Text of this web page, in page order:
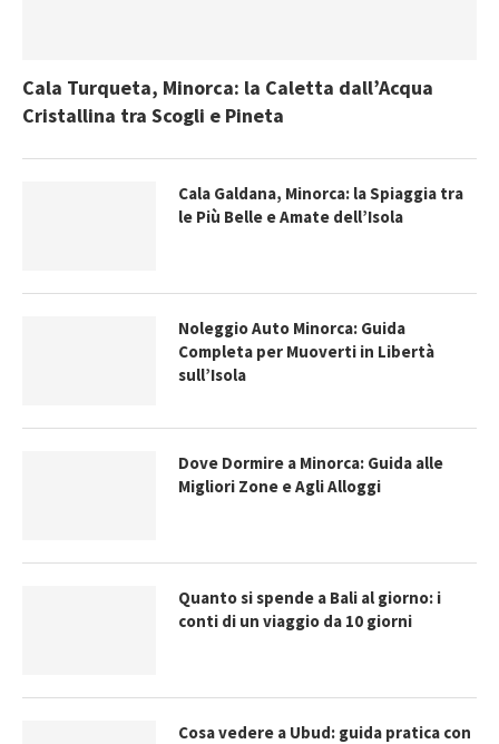
Cala Turqueta, Minorca: la Caletta dall’Acqua
Cristallina tra Scogli e Pineta
Cala Galdana, Minorca: la Spiaggia tra
le Più Belle e Amate dell’Isola
Noleggio Auto Minorca: Guida
Completa per Muoverti in Libertà
sull’Isola
Dove Dormire a Minorca: Guida alle
Migliori Zone e Agli Alloggi
Quanto si spende a Bali al giorno: i
conti di un viaggio da 10 giorni
Cosa vedere a Ubud: guida pratica con